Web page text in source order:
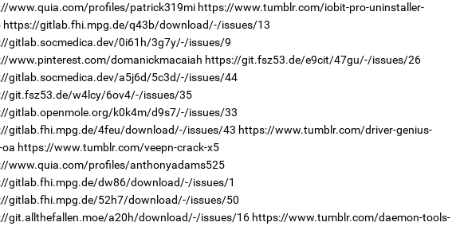
www.quia.com/profiles/patrick319mi https://www.tumblr.com/iobit-pro-uninstaller-
https://gitlab.fhi.mpg.de/q43b/download/-/issues/13
gitlab.socmedica.dev/0i61h/3g7y/-/issues/9
www.pinterest.com/domanickmacaiah https://git.fsz53.de/e9cit/47gu/-/issues/26
gitlab.socmedica.dev/a5j6d/5c3d/-/issues/44
git.fsz53.de/w4lcy/6ov4/-/issues/35
gitlab.openmole.org/k0k4m/d9s7/-/issues/33
gitlab.fhi.mpg.de/4feu/download/-/issues/43 https://www.tumblr.com/driver-genius-
oa https://www.tumblr.com/veepn-crack-x5
www.quia.com/profiles/anthonyadams525
gitlab.fhi.mpg.de/dw86/download/-/issues/1
gitlab.fhi.mpg.de/52h7/download/-/issues/50
git.allthefallen.moe/a20h/download/-/issues/16 https://www.tumblr.com/daemon-tools-